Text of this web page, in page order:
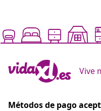
Vive
Métodos de pago